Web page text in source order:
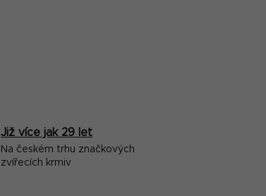
Již více jak 29 let
Na českém trhu značkových
zvířecích krmiv